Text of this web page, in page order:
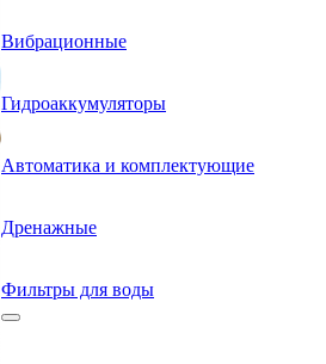
Вибрационные
Гидроаккумуляторы
Автоматика и комплектующие
Дренажные
Фильтры для воды